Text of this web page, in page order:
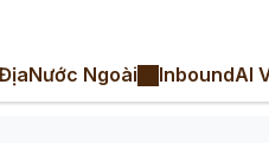
Nước Ngoài InboundAI